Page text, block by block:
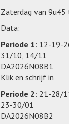
Zaterdag van
Data:
Periode 1: 12-19-
31/10, 14/11
DA2026N08B1
Klik en schrijf in
Periode 2: 21-28/
23-30/01
DA2026N08B2